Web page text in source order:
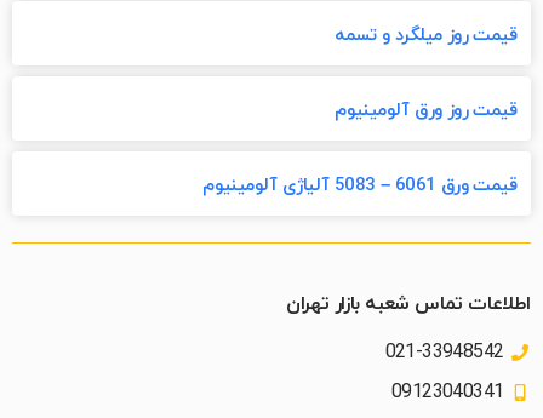
قیمت روز میلگرد و تسمه
قیمت روز ورق آلومینیوم
قیمت ورق 6061 – 5083 آلیاژی آلومینیوم
اطلاعات تماس شعبه بازار تهران
021-33948542
09123040341